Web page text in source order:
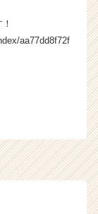
aa77dd8f72f